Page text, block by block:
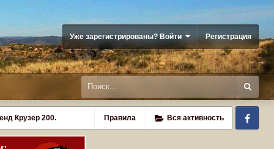
Уже зарегистрированы? Войти Регистрация
Правила Вся активность
Крузер 200.